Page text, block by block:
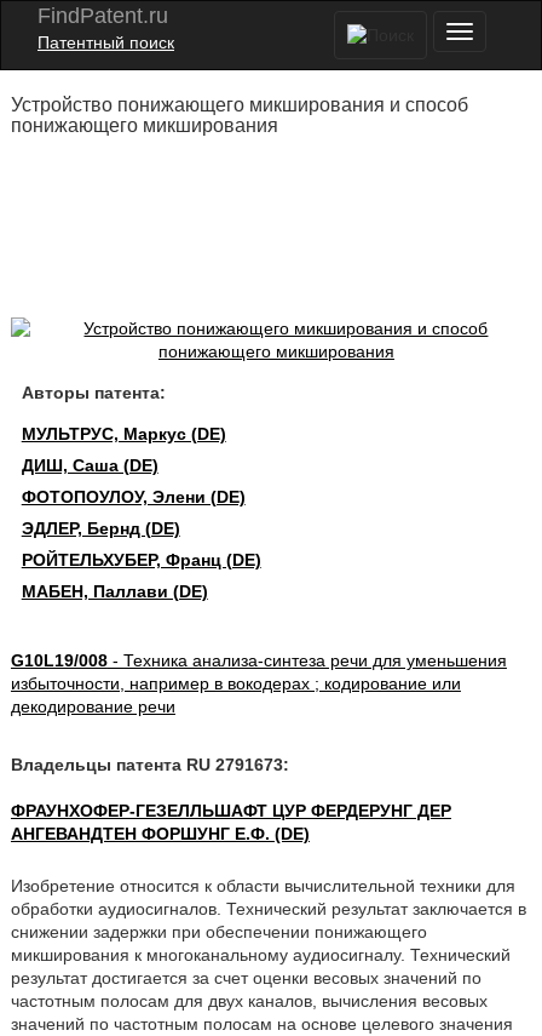
FindPatent.ru
Патентный поиск
Устройство понижающего микширования и способ
понижающего микширования
Авторы патента:
МУЛЬТРУС, Маркус (DE)
ДИШ, Саша (DE)
ФОТОПОУЛОУ, Элени (DE)
ЭДЛЕР, Бернд (DE)
РОЙТЕЛЬХУБЕР, Франц (DE)
МАБЕН, Паллави (DE)
G10L19/008- Техника анализа-синтеза речи для уменьшения
избыточности, например в вокодерах ; кодирование или
декодирование речи
Владельцы патента RU 2791673:
ФРАУНХОФЕР-ГЕЗЕЛЛЬШАФТ ЦУР ФЕРДЕРУНГ ДЕР
АНГЕВАНДТЕН ФОРШУНГ Е.Ф. (DE)
Изобретение относится к области вычислительной техники для
обработки аудиосигналов. Технический результат заключается в
снижении задержки при обеспечении понижающего
микширования к многоканальному аудиосигналу. Технический
результат достигается за счет оценки весовых значений по
частотным полосам для двух каналов, вычисления весовых
значений по частотным полосам на основе целевого значения